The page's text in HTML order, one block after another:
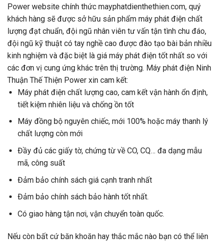
Power website chính thức mayphatdienthethien.com, quý
khách hàng sẽ được sở hữu sản phẩm máy phát điện chất
lượng đạt chuẩn, đội ngũ nhân viên tư vấn tận tình chu đáo,
đội ngũ kỹ thuật có tay nghề cao được đào tạo bài bản nhiều
kinh nghiệm và đặc biệt là giá máy phát điện tốt nhất so với
các đơn vị cung ứng khác trên thị trường. Máy phát điện Ninh
Thuận Thế Thiện Power xin cam kết:
Máy phát điện chất lượng cao, cam kết vận hành ổn định,
tiết kiệm nhiên liệu và chống ồn tốt
Máy đồng bộ nguyên chiếc, mới 100% hoặc máy thanh lý
chất lượng còn mới
Đầy đủ các giấy tờ, chứng từ về CO, CQ… đa dạng mẫu
mã, công suất
Đảm bảo chính sách giá cạnh tranh nhất
Đảm bảo chính sách bảo hành tốt nhất.
Có giao hàng tận nơi, vận chuyển toàn quốc.
Nếu còn bất cứ băn khoăn hay thắc mắc nào bạn có thể liên